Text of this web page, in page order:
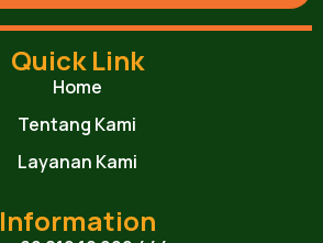
Quick Link
Home
Tentang Kami
Layanan Kami
Information